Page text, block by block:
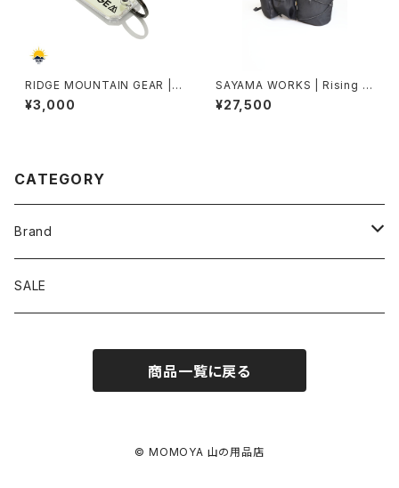
RIDGE MOUNTAIN GEAR |
Therm-o-compass RIDGE
Ver. LumaGage
¥3,000
SAYAMA WORKS | Rising X
-PAC VX21 Black
¥27,500
CATEGORY
Brand
アソビビト
SALE
商品一覧に戻る
© MOMOYA 山の用品店